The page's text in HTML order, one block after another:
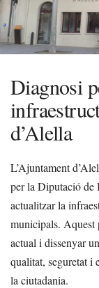
Diagnosi
d’Alella
L’Ajuntament
per la Diputació de
actualitzar la
municipals. Aquest
actual i dissenyar
qualitat, seguretat i
la ciutadania.